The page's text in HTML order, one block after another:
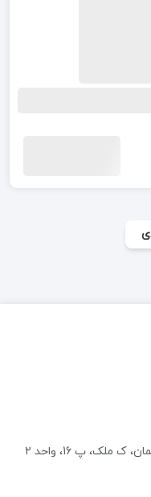
پ 16، واحد 2